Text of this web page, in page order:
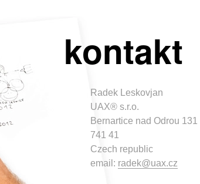
kontakt
Radek Leskovjan
UAX® s.r.o.
Bernartice nad Odrou 131
741 41
Czech republic
email: radek@uax.cz